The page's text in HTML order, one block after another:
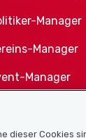
Manager
Manager
Manager
dieser Cookies